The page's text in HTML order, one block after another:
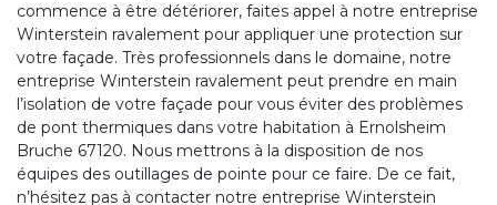
commence à être détériorer, faites appel à notre entreprise
Winterstein ravalement pour appliquer une protection sur
votre façade. Très professionnels dans le domaine, notre
entreprise Winterstein ravalement peut prendre en main
l’isolation de votre façade pour vous éviter des problèmes
de pont thermiques dans votre habitation à Ernolsheim
Bruche 67120. Nous mettrons à la disposition de nos
équipes des outillages de pointe pour ce faire. De ce fait,
n’hésitez pas à contacter notre entreprise Winterstein